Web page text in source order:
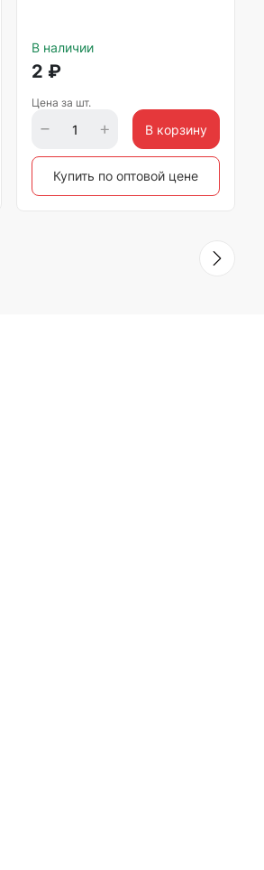
В наличии
2 ₽
Цена за шт.
В корзину
Купить по оптовой цене